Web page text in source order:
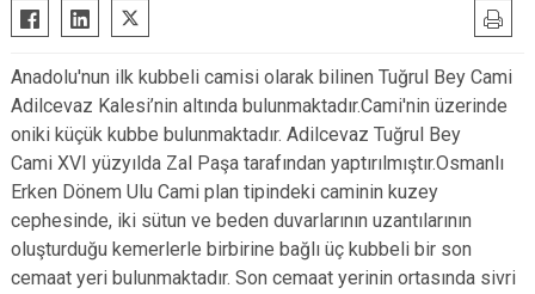
Adilcevaz
Ahlat
Güroymak
Hizan
Mutki
Tatvan
Anadolu'nun ilk kubbeli camisi olarak bilinen Tuğrul Bey Cami
Adilcevaz Kalesi’nin altında bulunmaktadır.Cami'nin üzerinde
oniki küçük kubbe bulunmaktadır. Adilcevaz Tuğrul Bey
Cami XVI yüzyılda Zal Paşa tarafından yaptırılmıştır.Osmanlı
Erken Dönem Ulu Cami plan tipindeki caminin kuzey
cephesinde, iki sütun ve beden duvarlarının uzantılarının
oluşturduğu kemerlerle birbirine bağlı üç kubbeli bir son
cemaat yeri bulunmaktadır. Son cemaat yerinin ortasında sivri